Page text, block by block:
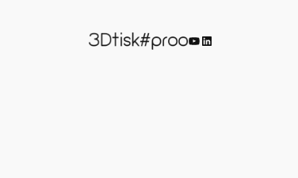
YouTube
LinkedIn